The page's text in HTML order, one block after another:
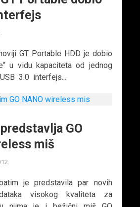
GT Portable HDD je dobio
u vidu kapaciteta od jednog
3.0 interfejs...
GO
miš
je predstavila par novih
visokog kvaliteta za